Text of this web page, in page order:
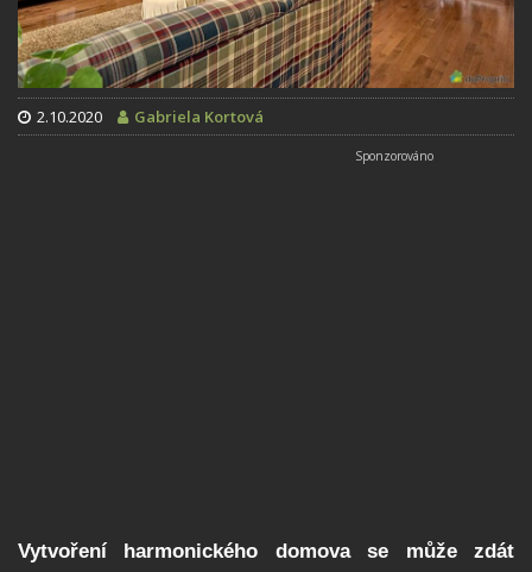
2.10.2020 Gabriela Kortová
Vytvoření harmonického domova se může zdát